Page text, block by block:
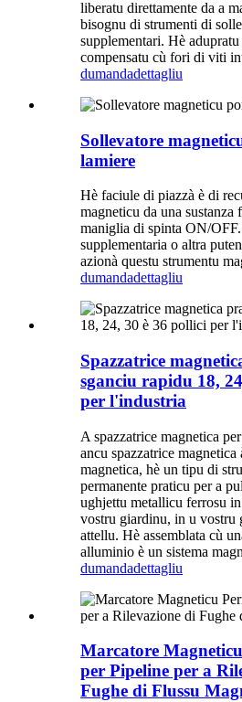
liberatu direttamente da a
bisognu di strumenti di
supplementari. Hè
compensatu cù fori di viti
dumandadettagliu
Sollevatore
lamiere
Hè faciule di piazzà è di
magneticu da una sustanza
maniglia di spinta ON/
supplementaria o altra
azionà questu strumentu
dumandadettagliu
Spazzatrice
sganciu rapidu 18,
per l'industria
A spazzatrice magnetica
ancu spazzatrice
magnetica, hè un tipu di
permanente praticu per a
ughjettu metallicu ferrosu
vostru giardinu, in u vostru
attellu. Hè assemblata cù
alluminio è un sistema
dumandadettagliu
Marcatore
per Pipeline per a
Fughe di Flussu